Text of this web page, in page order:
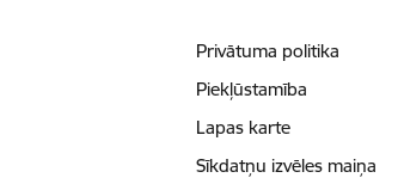
Privātuma politika
Piekļūstamība
Lapas karte
Sīkdatņu izvēles maiņa